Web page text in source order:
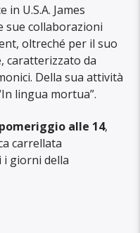
U.S.A. James
sue collaborazioni
oltreché per il suo
caratterizzato da
Della sua attività
lingua mortua”.
alle 14,
carrellata
i giorni della